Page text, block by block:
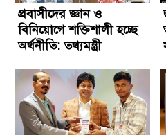
প্রবাসীদের জ্ঞান ও
বিনিয়োগে শক্তিশালী হচ্ছে
অর্থনীতি: তথ্যমন্ত্রী